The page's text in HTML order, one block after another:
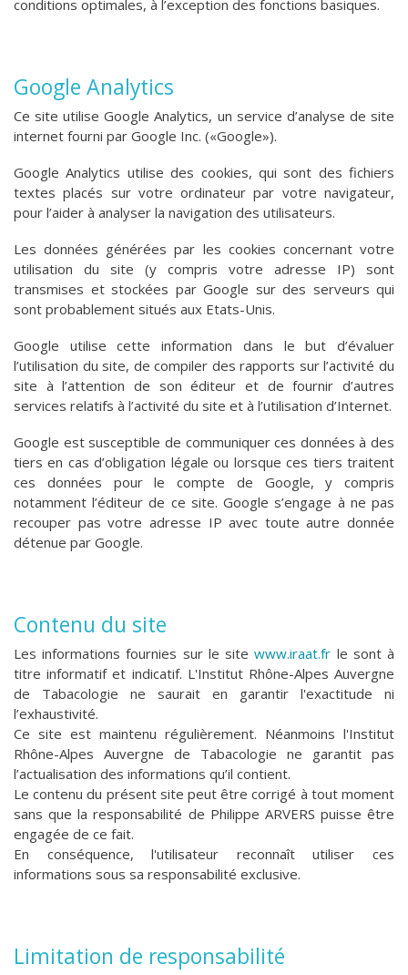
conditions optimales, à l’exception des fonctions basiques.
Google Analytics
Ce site utilise Google Analytics, un service d’analyse de site
internet fourni par Google Inc. («Google»).
Google Analytics utilise des cookies, qui sont des fichiers
textes placés sur votre ordinateur par votre navigateur,
pour l’aider à analyser la navigation des utilisateurs.
Les données générées par les cookies concernant votre
utilisation du site (y compris votre adresse IP) sont
transmises et stockées par Google sur des serveurs qui
sont probablement situés aux Etats-Unis.
Google utilise cette information dans le but d’évaluer
l’utilisation du site, de compiler des rapports sur l’activité du
site à l’attention de son éditeur et de fournir d’autres
services relatifs à l’activité du site et à l’utilisation d’Internet.
Google est susceptible de communiquer ces données à des
tiers en cas d’obligation légale ou lorsque ces tiers traitent
ces données pour le compte de Google, y compris
notamment l’éditeur de ce site. Google s’engage à ne pas
recouper pas votre adresse IP avec toute autre donnée
détenue par Google.
Contenu du site
Les informations fournies sur le sitewww.iraat.fr le sont à
titre informatif et indicatif. L'Institut Rhône-Alpes Auvergne
de Tabacologie ne saurait en garantir l'exactitude ni
l’exhaustivité.
Ce site est maintenu régulièrement. Néanmoins l'Institut
Rhône-Alpes Auvergne de Tabacologie ne garantit pas
l’actualisation des informations qu’il contient.
Le contenu du présent site peut être corrigé à tout moment
sans que la responsabilité de Philippe ARVERS puisse être
engagée de ce fait.
En conséquence, l'utilisateur reconnaît utiliser ces
informations sous sa responsabilité exclusive.
Limitation de responsabilité